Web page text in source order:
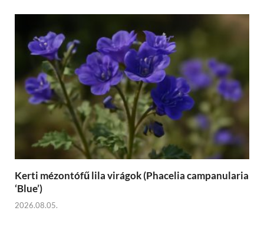
Kerti mézontófű lila virágok (Phacelia campanularia
‘Blue’)
2026.08.05.